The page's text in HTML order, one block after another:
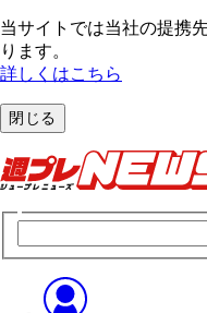
当サイトでは当社の提携
ります。
詳しくはこちら
閉じる